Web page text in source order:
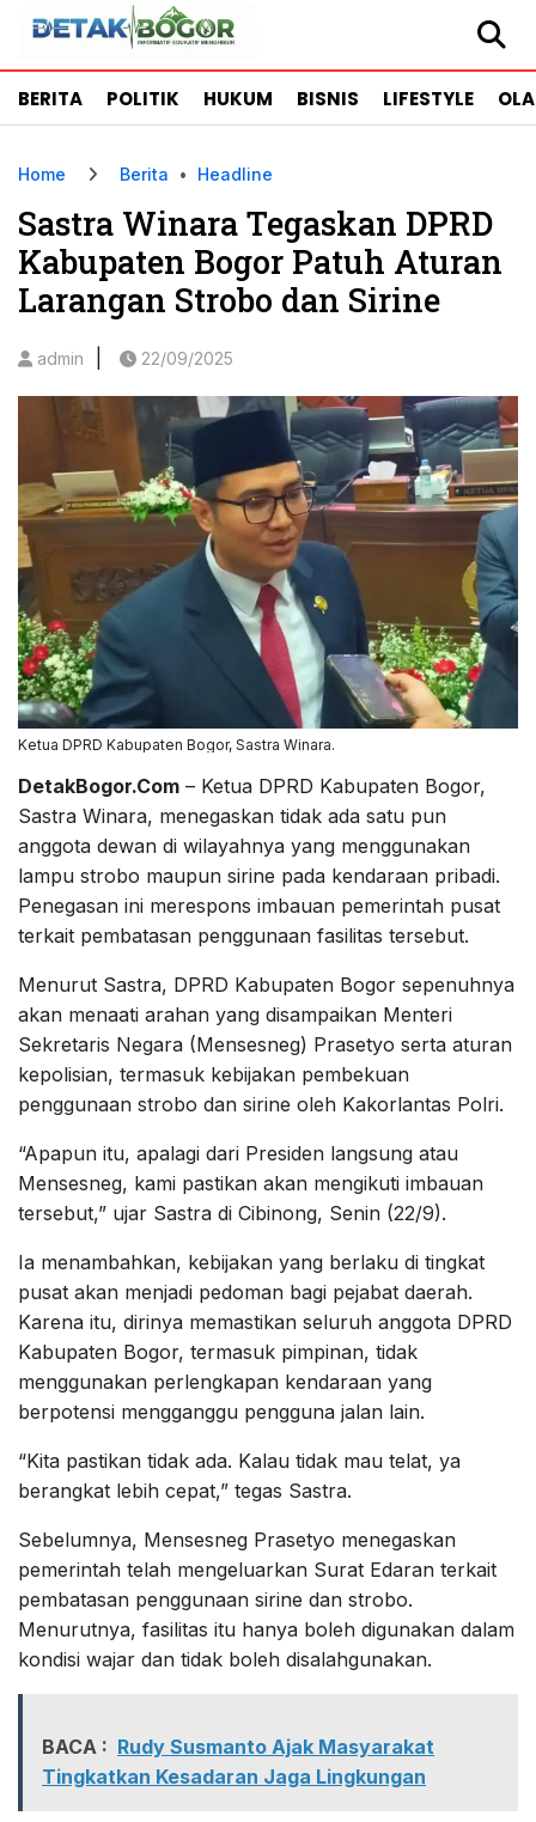
BERITA POLITIK HUKUM BISNIS LIFESTYLE
Home Berita • Headline
Sastra Winara Tegaskan DPRD
Kabupaten Bogor Patuh Aturan
Larangan Strobo dan Sirine
admin 22/09/2025
Ketua DPRD Kabupaten Bogor, Sastra Winara.
DetakBogor.Com – Ketua DPRD Kabupaten Bogor,
Sastra Winara, menegaskan tidak ada satu pun
anggota dewan di wilayahnya yang menggunakan
lampu strobo maupun sirine pada kendaraan pribadi.
Penegasan ini merespons imbauan pemerintah pusat
terkait pembatasan penggunaan fasilitas tersebut.
Menurut Sastra, DPRD Kabupaten Bogor sepenuhnya
akan menaati arahan yang disampaikan Menteri
Sekretaris Negara (Mensesneg) Prasetyo serta aturan
kepolisian, termasuk kebijakan pembekuan
penggunaan strobo dan sirine oleh Kakorlantas Polri.
“Apapun itu, apalagi dari Presiden langsung atau
Mensesneg, kami pastikan akan mengikuti imbauan
tersebut,” ujar Sastra di Cibinong, Senin (22/9).
Ia menambahkan, kebijakan yang berlaku di tingkat
pusat akan menjadi pedoman bagi pejabat daerah.
Karena itu, dirinya memastikan seluruh anggota DPRD
Kabupaten Bogor, termasuk pimpinan, tidak
menggunakan perlengkapan kendaraan yang
berpotensi mengganggu pengguna jalan lain.
“Kita pastikan tidak ada. Kalau tidak mau telat, ya
berangkat lebih cepat,” tegas Sastra.
Sebelumnya, Mensesneg Prasetyo menegaskan
pemerintah telah mengeluarkan Surat Edaran terkait
pembatasan penggunaan sirine dan strobo.
Menurutnya, fasilitas itu hanya boleh digunakan dalam
kondisi wajar dan tidak boleh disalahgunakan.
BACA : Rudy Susmanto Ajak Masyarakat
Tingkatkan Kesadaran Jaga Lingkungan